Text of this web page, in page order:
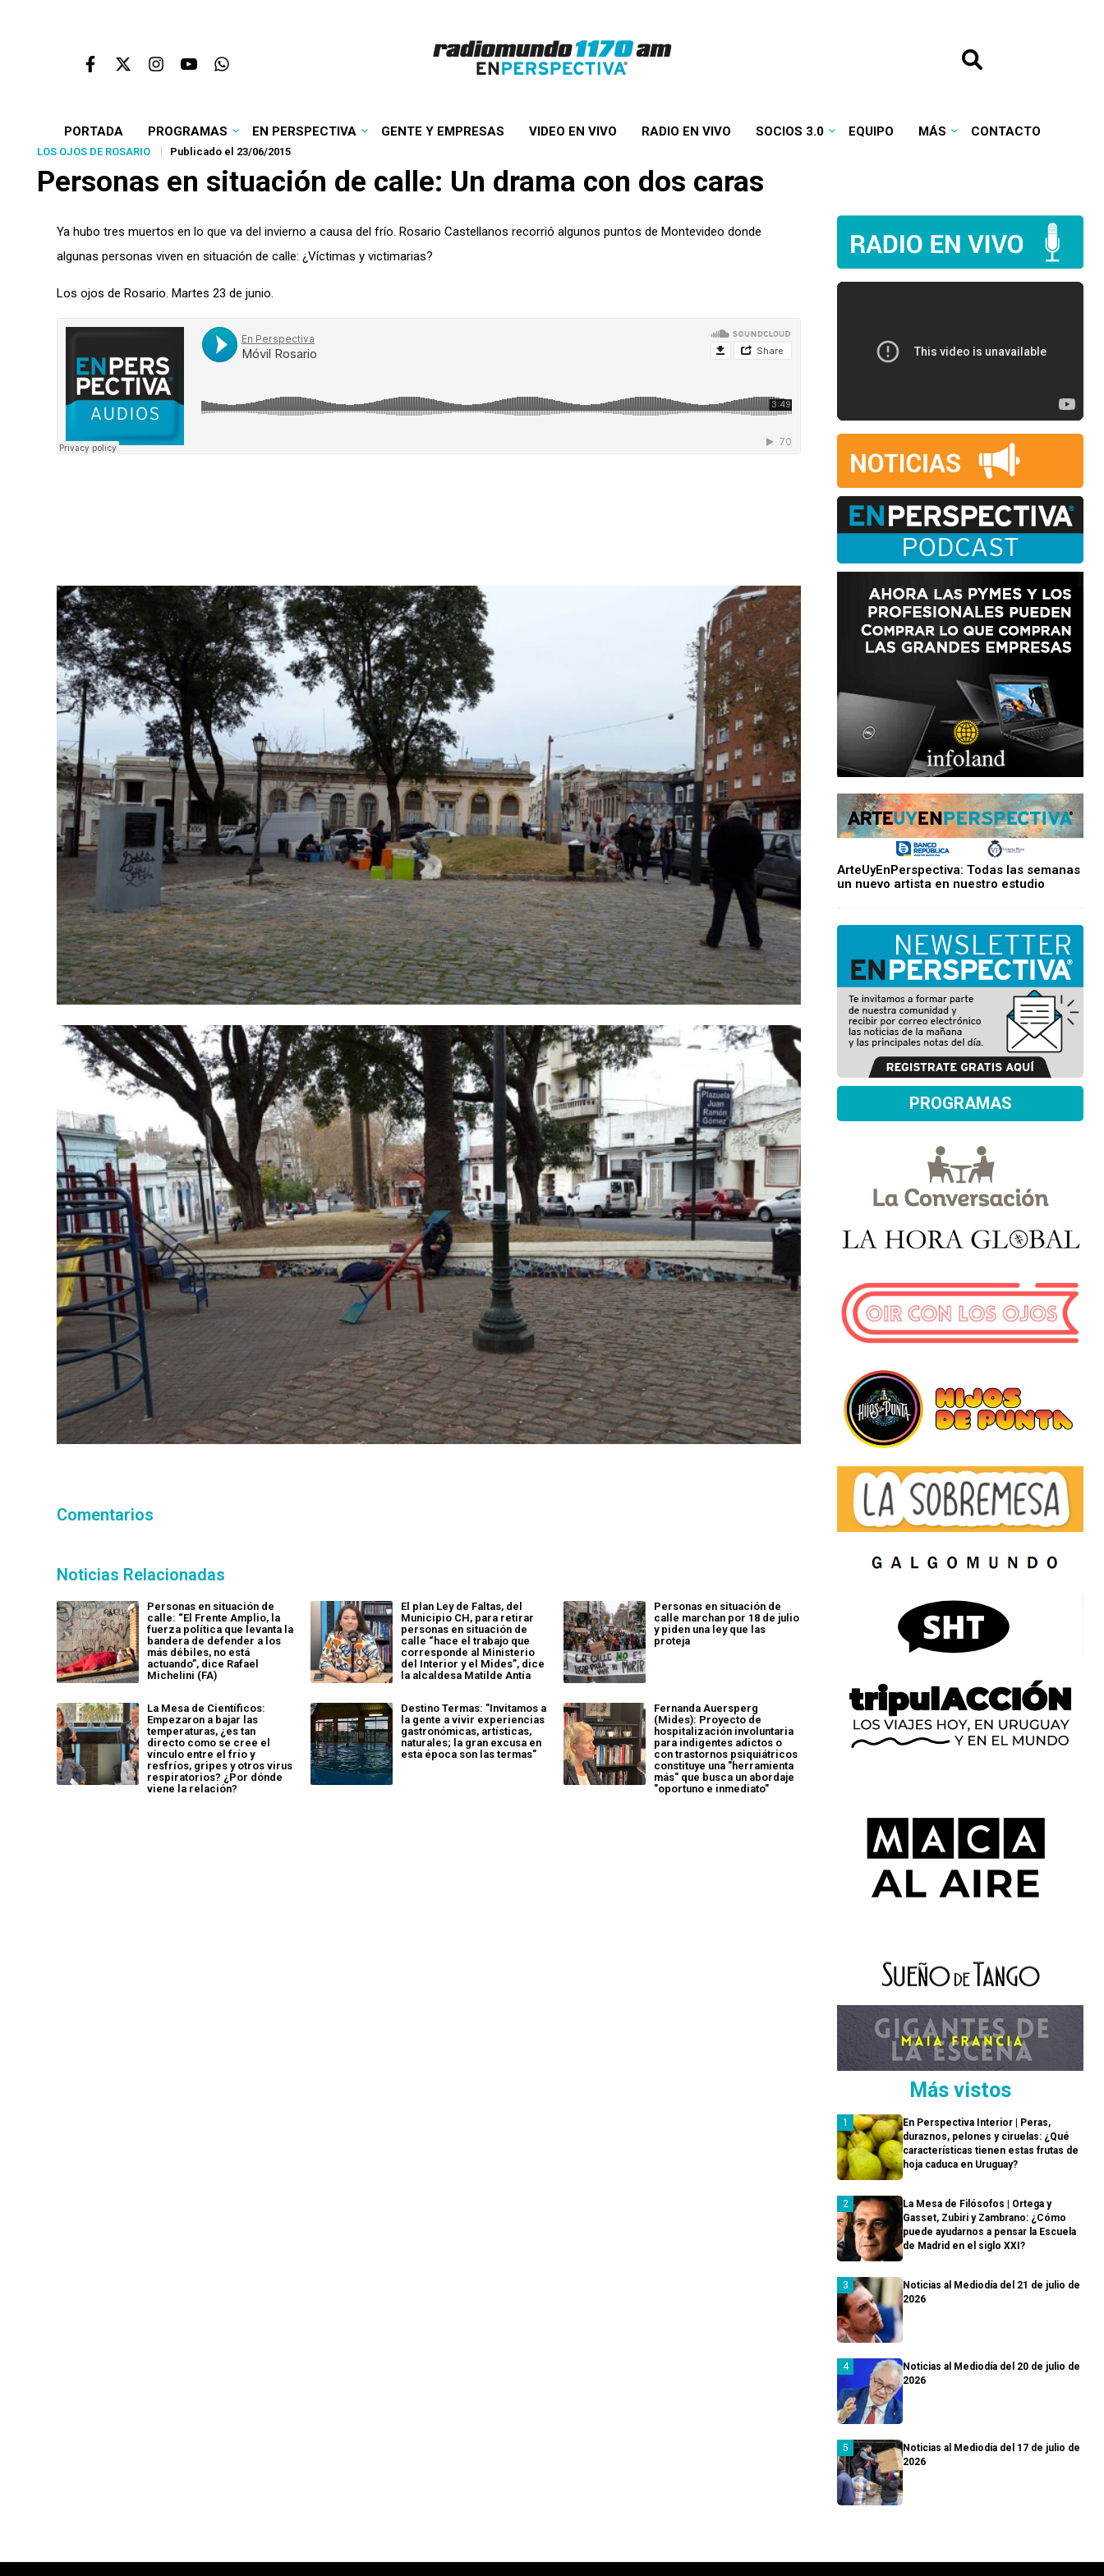
PORTADA PROGRAMAS EN PERSPECTIVA GENTE Y EMPRESAS VIDEO EN VIVO RADIO EN VIVO SOCIOS 3.0 EQUIPO MÁS CONTACTO
LOS OJOS DE ROSARIO Publicado el 23/06/2015
Personas en situación de calle: Un drama con dos caras
Ya hubo tres muertos en lo que va del invierno a causa del frío. Rosario Castellanos recorrió algunos puntos de Montevideo donde
algunas personas viven en situación de calle: ¿Víctimas y victimarias?
Los ojos de Rosario. Martes 23 de junio.
Comentarios
Noticias Relacionadas
Personas en situación de
calle: “El Frente Amplio, la
fuerza política que levanta la
bandera de defender a los
más débiles, no está
actuando”, dice Rafael
Michelini (FA)
El plan Ley de Faltas, del
Municipio CH, para retirar
personas en situación de
calle “hace el trabajo que
corresponde al Ministerio
del Interior y el Mides”, dice
la alcaldesa Matilde Antía
Personas en situación de
calle marchan por 18 de julio
y piden una ley que las
proteja
La Mesa de Científicos:
Empezaron a bajar las
temperaturas, ¿es tan
directo como se cree el
vínculo entre el frío y
resfríos, gripes y otros virus
respiratorios? ¿Por dónde
viene la relación?
Destino Termas: "Invitamos a
la gente a vivir experiencias
gastronómicas, artísticas,
naturales; la gran excusa en
esta época son las termas"
Fernanda Auersperg
(Mides): Proyecto de
hospitalización involuntaria
para indigentes adictos o
con trastornos psiquiátricos
constituye una "herramienta
más" que busca un abordaje
"oportuno e inmediato"
ArteUyEnPerspectiva: Todas las semanas
un nuevo artista en nuestro estudio
PROGRAMAS
Más vistos
En Perspectiva Interior | Peras,
duraznos, pelones y ciruelas: ¿Qué
características tienen estas frutas de
hoja caduca en Uruguay?
La Mesa de Filósofos | Ortega y
Gasset, Zubiri y Zambrano: ¿Cómo
puede ayudarnos a pensar la Escuela
de Madrid en el siglo XXI?
Noticias al Mediodía del 21 de julio de
2026
Noticias al Mediodía del 20 de julio de
2026
Noticias al Mediodía del 17 de julio de
2026